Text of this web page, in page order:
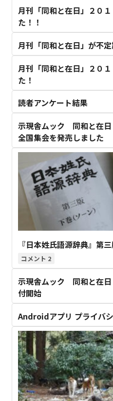
月刊「同和と在日」２０
た！！
月刊「同和と在日」が不定
月刊「同和と在日」２０
た！
読者アンケート結果
示現舎ムック 同和と在
全国集会を発売しました
『日本姓氏語源辞典』第
2
示現舎ムック 同和と在
付開始
Androidアプリ プライバ